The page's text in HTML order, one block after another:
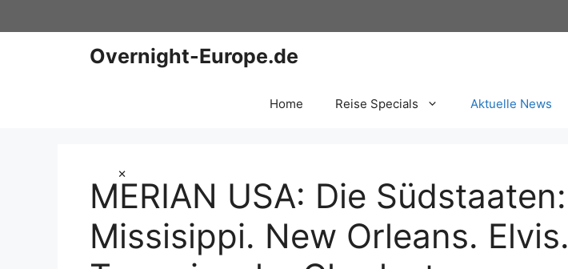
×
Inhalt
Overnight-Europe.de
Home Reise Specials Aktuelle News
MERIAN USA: Die Südstaaten:
Missisippi. New Orleans. Elvis.